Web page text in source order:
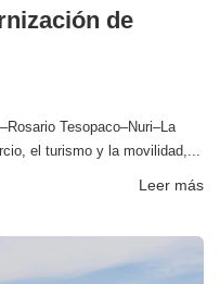
de
Tesopaco–Nuri–La
el turismo y la movilidad,...
Leer más